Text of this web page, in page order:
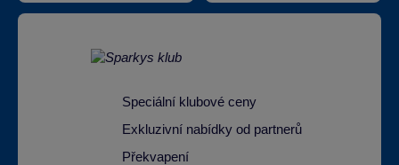
Speciální klubové ceny
Exkluzivní nabídky od partnerů
Překvapení